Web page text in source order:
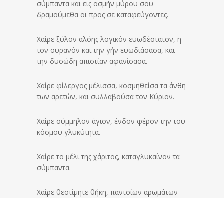
σύμπαντα και εις οσμήν μύρου σου
δραμούμεθα οι προς σε καταφεύγοντες.
Χαίρε ξύλον αλόης λογικόν ευωδέστατον, η
τον ουρανόν και την γήν ευωδιάσασα, και
την δυσώδη απιστίαν αφανίσασα.
Χαίρε φίλεργος μέλισσα, κοσμηθείσα τα άνθη
των αρετών, και συλλαβούσα τον Κύριον.
Χαίρε σύμμηλον άγιον, ένδον φέρον την του
κόσμου γλυκύτητα.
Χαίρε το μέλι της χάριτος, καταγλυκαίνον τα
σύμπαντα.
Χαίρε θεοτίμητε θήκη, παντοίων αρωμάτων